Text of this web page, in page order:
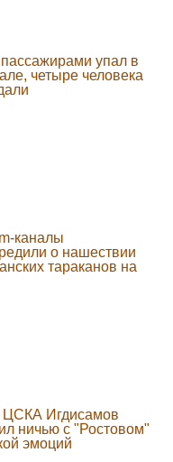
упал в
четыре человека
каналы
о нашествии
тараканов на
ЦСКА Игдисамов
ничью с "Ростовом"
эмоций